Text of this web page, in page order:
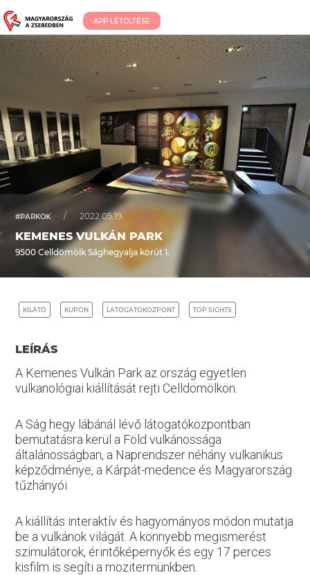
APP LETÖLTÉSE
#PARKOK / 2022.05.19.
KEMENES VULKÁN PARK
9500 Celldömölk Sághegyalja körút 1.
KILÁTÓ KUPON LATOGATOKOZPONT TOP SIGHTS
LEÍRÁS
A Kemenes Vulkán Park az ország egyetlen
vulkanológiai kiállítását rejti Celldömölkön.
A Ság hegy lábánál lévő látogatóközpontban
bemutatásra kerül a Föld vulkánossága
általánosságban, a Naprendszer néhány vulkanikus
képződménye, a Kárpát-medence és Magyarország
tűzhányói.
A kiállítás interaktív és hagyományos módon mutatja
be a vulkánok világát. A könnyebb megismerést
szimulátorok, érintőképernyők és egy 17 perces
kisfilm is segíti a mozitermünkben.